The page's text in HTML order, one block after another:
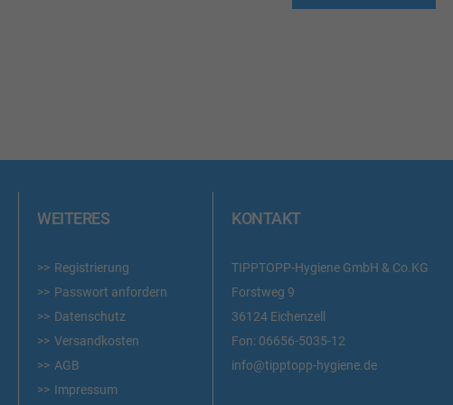
WEITERES
Registrierung
Passwort anfordern
Datenschutz
Versandkosten
AGB
Impressum
KONTAKT
TIPPTOPP-Hygiene GmbH & Co.KG
Forstweg 9
36124 Eichenzell
Fon: 06656-5035-12
info@tipptopp-hygiene.de